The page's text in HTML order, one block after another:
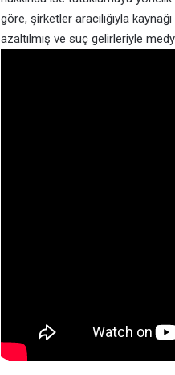
göre, şirketler aracılığıyla
azaltılmış ve suç gelirleriyle